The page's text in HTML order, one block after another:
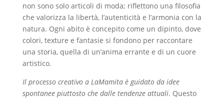
non sono solo articoli di moda; riflettono una filosofia
che valorizza la libertà, l’autenticità e l’armonia con la
natura. Ogni abito è concepito come un dipinto, dove
colori, texture e fantasie si fondono per raccontare
una storia, quella di un’anima errante e di un cuore
artistico.
Il processo creativo a LaMamita è guidato da idee
spontanee piuttosto che dalle tendenze attuali. Questo